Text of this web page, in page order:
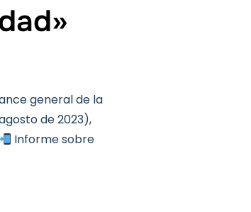
general de la
de 2023),
Informe sobre